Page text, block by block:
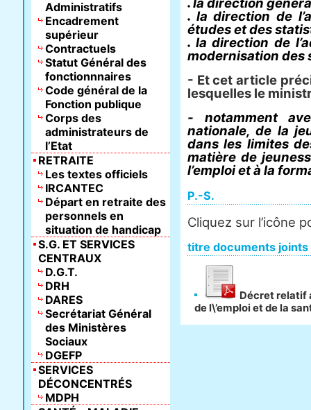
la direction de
études et des
la direction de
modernisation des
- Et cet article
lesquelles le
- notamment
nationale, de la
dans les limites
matière de
l’emploi et à la
P.-S.
Cliquez sur l’icône
titre documents joints
Décret relatif
de l\’emploi et de la
Administratifs
Encadrement
supérieur
Contractuels
Statut Général des
fonctionnnaires
Code général de la
Fonction publique
Corps des
administrateurs de
l’Etat
RETRAITE
Les textes officiels
IRCANTEC
Départ en retraite des
personnels en
situation de handicap
S.G. ET SERVICES
CENTRAUX
D.G.T.
DRH
DARES
Secrétariat Général
des Ministères
Sociaux
DGEFP
SERVICES
DÉCONCENTRÉS
MDPH